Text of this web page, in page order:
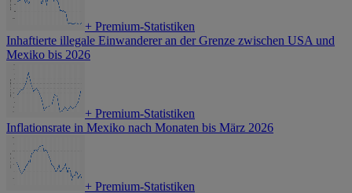
+ Premium-Statistiken
Inhaftierte illegale Einwanderer an der Grenze zwischen USA und
Mexiko bis 2026
+ Premium-Statistiken
Inflationsrate in Mexiko nach Monaten bis März 2026
+ Premium-Statistiken